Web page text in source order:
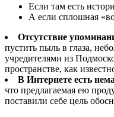
Если там есть
А если сплошная
Отсутствие
пустить пыль в глаза,
учредителями из
пространстве, как
В Интернете есть
что предлагаемая ею
поставили себе цель